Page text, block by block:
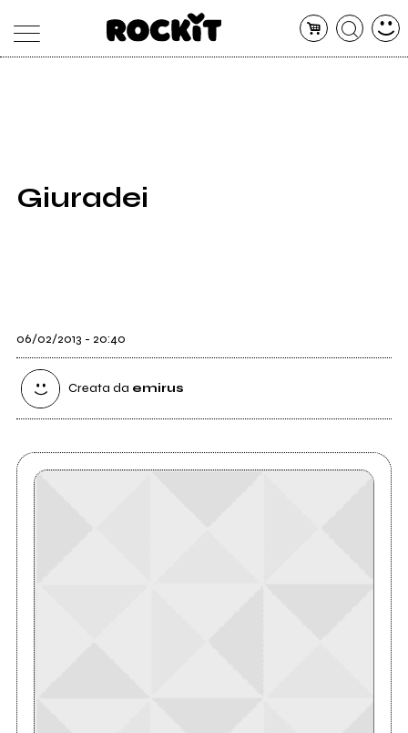
SHOP
Giuradei
06/02/2013 - 20:40
Creata da emirus